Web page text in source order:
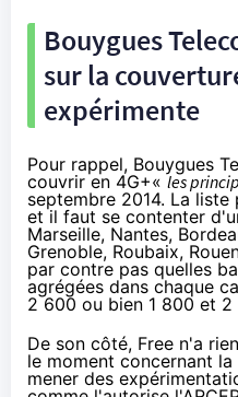
Bouygues
sur la
expérimente
Pour rappel, Bouygues
couvrir en 4G+«les
septembre 2014. La
et il faut se contenter
Marseille, Nantes,
Grenoble, Roubaix,
par contre pas quelles
agrégées dans chaque
2 600 ou bien 1 800 et 2
De son côté, Free n'a
le moment concernant la
mener des